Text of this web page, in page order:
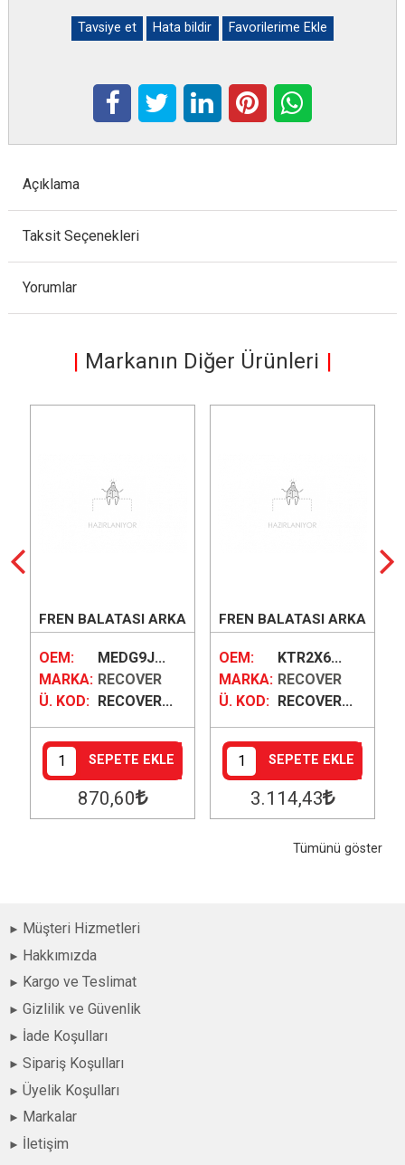
Tavsiye et Hata bildir Favorilerime Ekle
Açıklama
Taksit Seçenekleri
Yorumlar
Markanın Diğer Ürünleri
FREN BALATASI ARKA
OEM:
MEDG9J...
MARKA: RECOVER
Ü. KOD:
RECOVER...
SEPETE EKLE
870,60
FREN BALATASI ARKA
OEM:
KTR2X6...
MARKA: RECOVER
Ü. KOD:
RECOVER...
SEPETE EKLE
3.114,43
Tümünü göster
Müşteri Hizmetleri
Hakkımızda
Kargo ve Teslimat
Gizlilik ve Güvenlik
İade Koşulları
Sipariş Koşulları
Üyelik Koşulları
Markalar
İletişim